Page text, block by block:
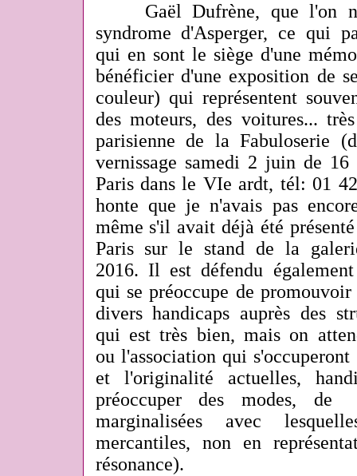
Gaël Dufrène, que l'on
syndrome d'Asperger, ce qui
qui en sont le siège d'une
bénéficier d'une exposition de
couleur) qui représentent
des moteurs, des voitures...
parisienne de la Fabuloserie
vernissage samedi 2 juin de
Paris dans le VIe ardt, tél: 01
honte que je n'avais pas
même s'il avait déjà été
Paris sur le stand de la
2016. Il est défendu
qui se préoccupe de
divers handicaps auprès des
qui est très bien, mais on
ou l'association qui
et l'originalité actuelles,
préoccuper des modes, de
marginalisées avec
mercantiles, non en
résonance).